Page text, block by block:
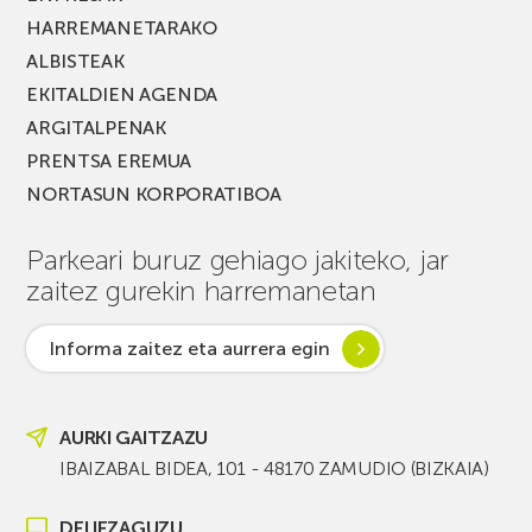
HARREMANETARAKO
ALBISTEAK
EKITALDIEN AGENDA
ARGITALPENAK
PRENTSA EREMUA
NORTASUN KORPORATIBOA
Parkeari buruz gehiago jakiteko, jar
zaitez gurekin harremanetan
Informa zaitez eta aurrera egin
AURKI GAITZAZU
IBAIZABAL BIDEA, 101 - 48170 ZAMUDIO (BIZKAIA)